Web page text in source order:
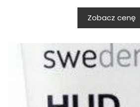
Zobacz cenę